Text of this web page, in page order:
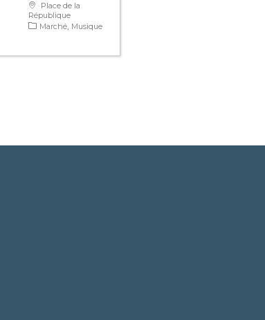
Place de la
République
Marché Musique